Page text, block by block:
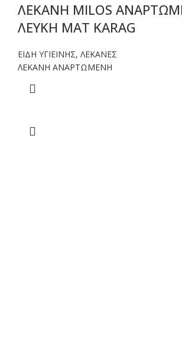
ΛΕΚΑΝΗ MILOS
ΛΕΥΚΗ ΜΑΤ KARAG
ΕΙΔΗ ΥΓΙΕΙΝΗΣ, ΛΕΚΑΝΕΣ
ΛΕΚΑΝΗ ΑΝΑΡΤΩΜΕΝΗ